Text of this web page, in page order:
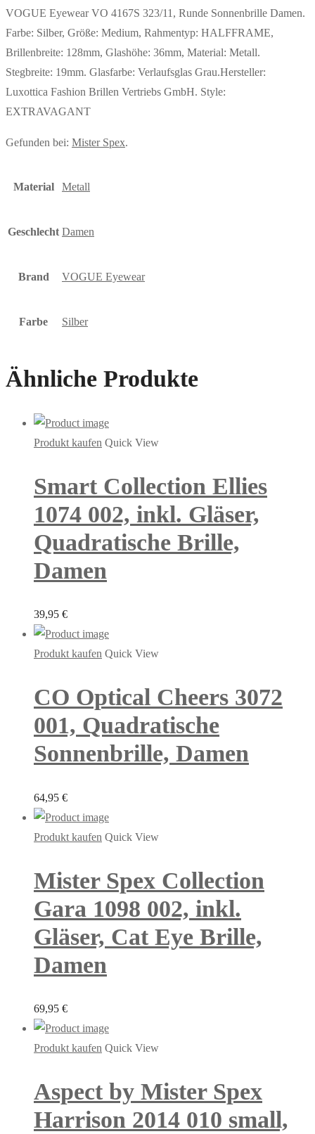
VOGUE Eyewear VO 4167S 323/11, Runde Sonnenbrille Damen.
Farbe: Silber, Größe: Medium, Rahmentyp: HALFFRAME,
Brillenbreite: 128mm, Glashöhe: 36mm, Material: Metall.
Stegbreite: 19mm. Glasfarbe: Verlaufsglas Grau.Hersteller:
Luxottica Fashion Brillen Vertriebs GmbH. Style:
EXTRAVAGANT
Gefunden bei: Mister Spex.
Material Metall
Geschlecht Damen
Brand VOGUE Eyewear
Farbe Silber
Ähnliche Produkte
Produkt kaufen Quick View
Smart Collection Ellies
1074 002, inkl. Gläser,
Quadratische Brille,
Damen
39,95 €
Produkt kaufen Quick View
CO Optical Cheers 3072
001, Quadratische
Sonnenbrille, Damen
64,95 €
Produkt kaufen Quick View
Mister Spex Collection
Gara 1098 002, inkl.
Gläser, Cat Eye Brille,
Damen
69,95 €
Produkt kaufen Quick View
Aspect by Mister Spex
Harrison 2014 010 small,